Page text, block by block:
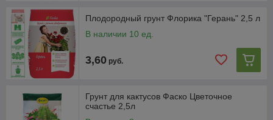
Плодородный грунт Флорика "Герань" 2,5 л
В наличии 10 ед.
3,60 руб.
Грунт для кактусов Фаско Цветочное
счастье 2,5л